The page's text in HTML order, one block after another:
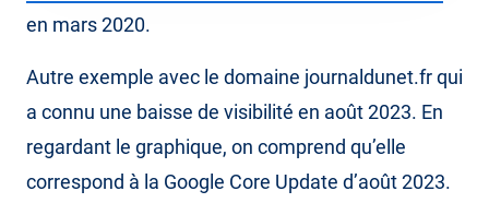
en mars 2020.
Autre exemple avec le domaine journaldunet.fr qui
a connu une baisse de visibilité en août 2023. En
regardant le graphique, on comprend qu’elle
correspond à la Google Core Update d’août 2023.